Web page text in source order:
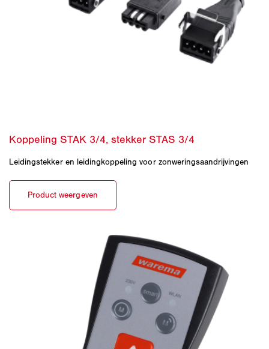
Leidingstekker en leidingkoppeling voor zonweringsaandrijvingen